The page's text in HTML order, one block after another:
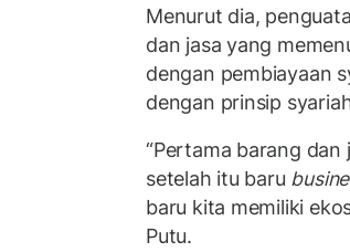
Menurut dia,
dan jasa yang
dengan pembiayaan
dengan prinsip
“Pertama barang dan
setelah itu baru
baru kita memiliki
Putu.